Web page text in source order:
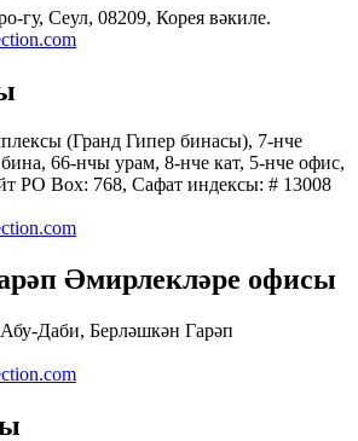
гу, Сеул, 08209, Корея вәкиле.
(Гранд Гипер бинасы), 7-нче
66-нчы урам, 8-нче кат, 5-нче офис,
PO Box: 768, Сафат индексы: # 13008
Әмирлекләре офисы
Даби, Берләшкән Гарәп